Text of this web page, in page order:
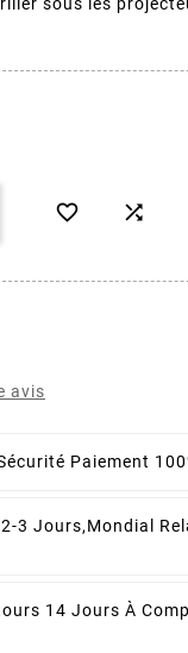
 
avis
Paiement
3 Jours,Mondial
14 Jours À